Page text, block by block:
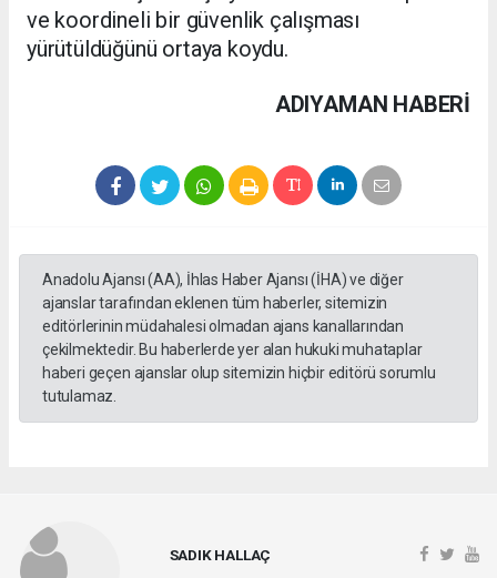
ve koordineli bir güvenlik çalışması
yürütüldüğünü ortaya koydu.
ADIYAMAN HABERİ
Anadolu Ajansı (AA), İhlas Haber Ajansı (İHA) ve diğer
ajanslar tarafından eklenen tüm haberler, sitemizin
editörlerinin müdahalesi olmadan ajans kanallarından
çekilmektedir. Bu haberlerde yer alan hukuki muhataplar
haberi geçen ajanslar olup sitemizin hiçbir editörü sorumlu
tutulamaz.
SADIK HALLAÇ